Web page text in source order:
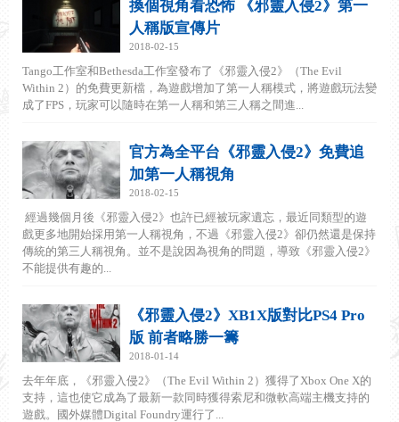
換個視角看恐怖 《邪靈入侵2》第一
人稱版宣傳片
2018-02-15
Tango工作室和Bethesda工作室發布了《邪靈入侵2》（The Evil
Within 2）的免費更新檔，為遊戲增加了第一人稱模式，將遊戲玩法變
成了FPS，玩家可以隨時在第一人稱和第三人稱之間進...
官方為全平台《邪靈入侵2》免費追
加第一人稱視角
2018-02-15
經過幾個月後《邪靈入侵2》也許已經被玩家遺忘，最近同類型的遊
戲更多地開始採用第一人稱視角，不過《邪靈入侵2》卻仍然還是保持
傳統的第三人稱視角。並不是說因為視角的問題，導致《邪靈入侵2》
不能提供有趣的...
《邪靈入侵2》XB1X版對比PS4 Pro
版 前者略勝一籌
2018-01-14
去年年底，《邪靈入侵2》（The Evil Within 2）獲得了Xbox One X的
支持，這也使它成為了最新一款同時獲得索尼和微軟高端主機支持的
遊戲。國外媒體Digital Foundry運行了...